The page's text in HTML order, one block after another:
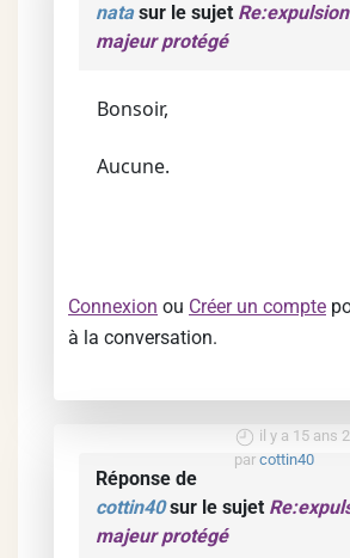
natasur le sujet
majeur protégé
Bonsoir,
Aucune.
Connexion ou Créer un compte
à la conversation.
il y a 15 ans
par cottin40
Réponse de
cottin40sur le sujet
majeur protégé